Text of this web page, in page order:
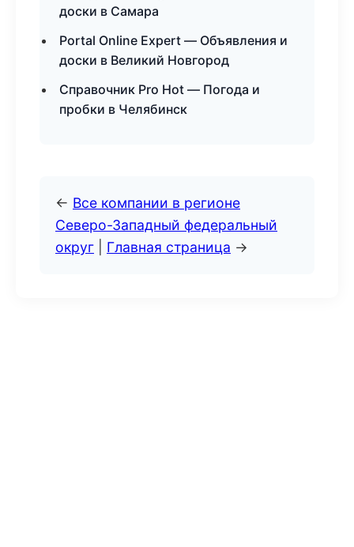
доски в Самара
Portal Online Expert — Объявления и
доски в Великий Новгород
Справочник Pro Hot — Погода и
пробки в Челябинск
← Все компании в регионе
Северо-Западный федеральный
округ
Главная страница →